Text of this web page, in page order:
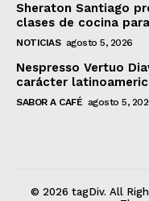
Sheraton Santiago
clases de cocina
NOTICIAS agosto 5, 2026
Nespresso Vertuo
carácter
SABOR A CAFÉ agosto 5,
© 2026 tagDiv. All